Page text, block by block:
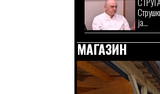
ја...
МАГАЗИН